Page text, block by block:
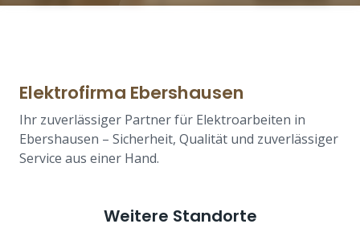
Elektrofirma Ebershausen
Ihr zuverlässiger Partner für Elektroarbeiten in
Ebershausen – Sicherheit, Qualität und zuverlässiger
Service aus einer Hand.
Weitere Standorte